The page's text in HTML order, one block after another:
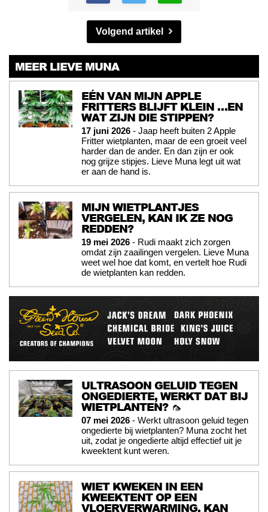
Volgend artikel
MEER LIEVE MUNA
EÉN VAN MIJN APPLE
FRITTERS BLIJFT KLEIN …EN
WAT ZIJN DIE STIPPEN?
17 juni 2026 - Jaap heeft buiten 2 Apple
Fritter wietplanten, maar de een groeit veel
harder dan de ander. En dan zijn er ook
nog grijze stipjes. Lieve Muna legt uit wat
er aan de hand is.
MIJN WIETPLANTJES
VERGELEN, KAN IK ZE NOG
REDDEN?
19 mei 2026 - Rudi maakt zich zorgen
omdat zijn zaailingen vergelen. Lieve Muna
weet wel hoe dat komt, en vertelt hoe Rudi
de wietplanten kan redden.
ULTRASOON GELUID TEGEN
ONGEDIERTE, WERKT DAT BIJ
WIETPLANTEN? 🦟
07 mei 2026 - Werkt ultrasoon geluid tegen
ongedierte bij wietplanten? Muna zocht het
uit, zodat je ongedierte altijd effectief uit je
kweektent kunt weren.
WIET KWEKEN IN EEN
KWEEKTENT OP EEN
VLOERVERWARMING, KAN